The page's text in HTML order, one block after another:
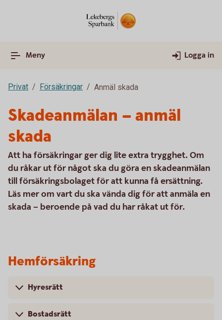
Meny Logga in
Privat Försäkringar Anmäl skada
Skadeanmälan – anmäl
skada
Att ha försäkringar ger dig lite extra trygghet. Om
du råkar ut för något ska du göra en skadeanmälan
till försäkringsbolaget för att kunna få ersättning.
Läs mer om vart du ska vända dig för att anmäla en
skada – beroende på vad du har råkat ut för.
Hemförsäkring
Hyresrätt
Bostadsrätt